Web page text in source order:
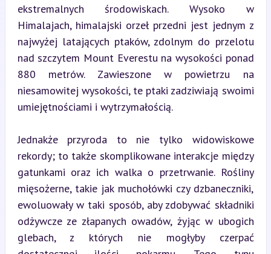
ekstremalnych środowiskach. Wysoko w
Himalajach, himalajski orzeł przedni jest jednym z
najwyżej latających ptaków, zdolnym do przelotu
nad szczytem Mount Everestu na wysokości ponad
880 metrów. Zawieszone w powietrzu na
niesamowitej wysokości, te ptaki zadziwiają swoimi
umiejętnościami i wytrzymałością.
Jednakże przyroda to nie tylko widowiskowe
rekordy; to także skomplikowane interakcje między
gatunkami oraz ich walka o przetrwanie. Rośliny
mięsożerne, takie jak muchołówki czy dzbaneczniki,
ewoluowały w taki sposób, aby zdobywać składniki
odżywcze ze złapanych owadów, żyjąc w ubogich
glebach, z których nie mogłyby czerpać